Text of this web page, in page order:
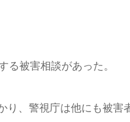
被害相談があった。
り、警視庁は他にも被害